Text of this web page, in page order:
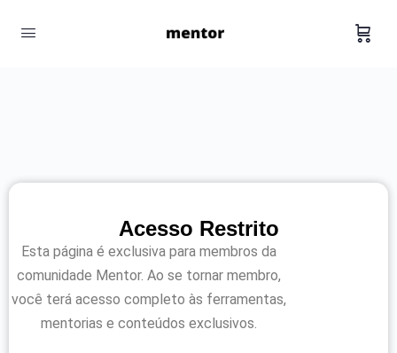
Acesso Restrito
Esta página é exclusiva para membros da
comunidade Mentor. Ao se tornar membro,
você terá acesso completo às ferramentas,
mentorias e conteúdos exclusivos.